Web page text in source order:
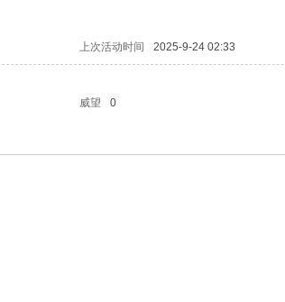
上次活动时间 2025-9-24 02:33
威望 0